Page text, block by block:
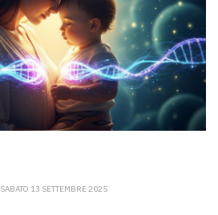
SABATO 13 SETTEMBRE 2025